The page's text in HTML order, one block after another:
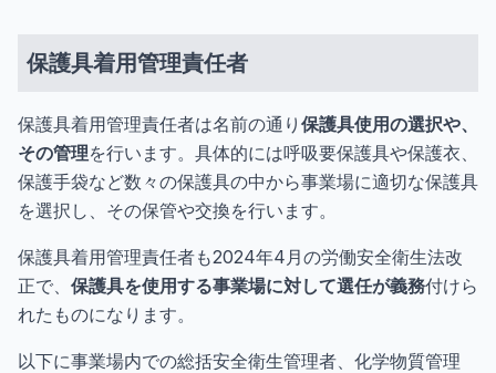
保護具着用管理責任者
保護具着用管理責任者は名前の通り 保護具使用の選択や、
その管理を行います。具体的には呼吸要保護具や保護衣、
保護手袋など数々の保護具の中から事業場に適切な保護具
を選択し、その保管や交換を行います。
保護具着用管理責任者も2024年4月の労働安全衛生法改
正で、 保護具を使用する事業場に対して選任が義務付けら
れたものになります。
以下に事業場内での総括安全衛生管理者、化学物質管理